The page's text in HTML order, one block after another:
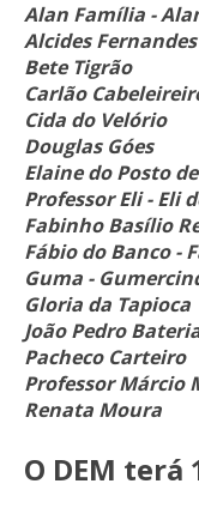
Alan Família -
Alcides Fernandes
Bete Tigrão
Carlão
Cida do Velório
Douglas Góes
Elaine do Posto
Professor Eli - Eli
Fabinho Basílio
Fábio do Banco -
Guma -
Gloria da Tapioca
João Pedro
Pacheco Carteiro
Professor Márcio
Renata Moura
O DEM terá